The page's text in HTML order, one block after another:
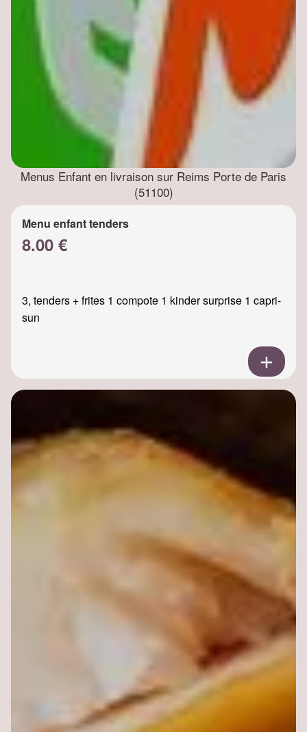
Menus Enfant en livraison sur Reims Porte de Paris
(51100)
Menu enfant tenders
8.00 €
3, tenders + frites 1 compote 1 kinder surprise 1 capri-
sun